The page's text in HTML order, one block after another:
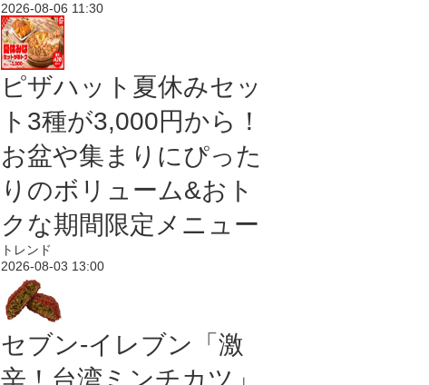
2026-08-06 11:30
ピザハット夏休みセッ
ト3種が3,000円から！
お盆や集まりにぴった
りのボリューム&おト
クな期間限定メニュー
トレンド
2026-08-03 13:00
セブン-イレブン「激
辛！台湾ミンチカツ」